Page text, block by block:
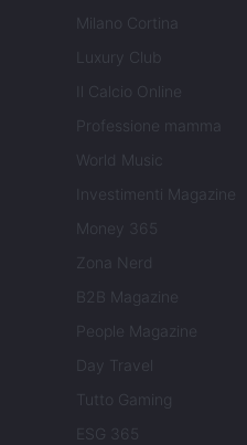
Milano Cortina
Luxury Club
Il Calcio Online
Professione mamma
World Music
Investimenti Magazine
Money 365
Zona Nerd
B2B Magazine
People Magazine
Day Travel
Tutto Gaming
ESG 365